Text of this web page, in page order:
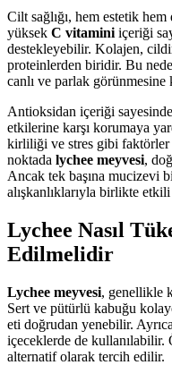
Cilt sağlığı, hem estetik hem
yüksek C vitamini içeriği
destekleyebilir. Kolajen,
proteinlerden biridir. Bu
canlı ve parlak görünmesine
Antioksidan içeriği
etkilerine karşı korumaya
kirliliği ve stres gibi faktörler
noktada lychee meyvesi,
Ancak tek başına mucizevi
alışkanlıklarıyla birlikte
Lychee Nasıl
Edilmelidir
Lychee meyvesi, genellikle
Sert ve pütürlü kabuğu
eti doğrudan yenebilir.
içeceklerde de
alternatif olarak tercih edilir.